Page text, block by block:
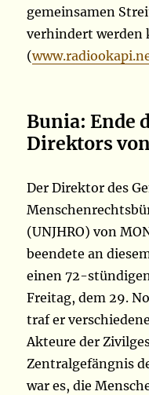
gemeinsamen
verhindert werden
(
Bunia: Ende
Direktors
Der Direktor des
(UNJHRO) von
beendete an
einen 72-
Freitag, dem 29.
traf er
Akteure der
Zentralgefängnis
war es, die